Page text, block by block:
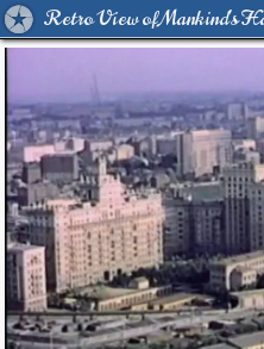
Retro View of Mankind's